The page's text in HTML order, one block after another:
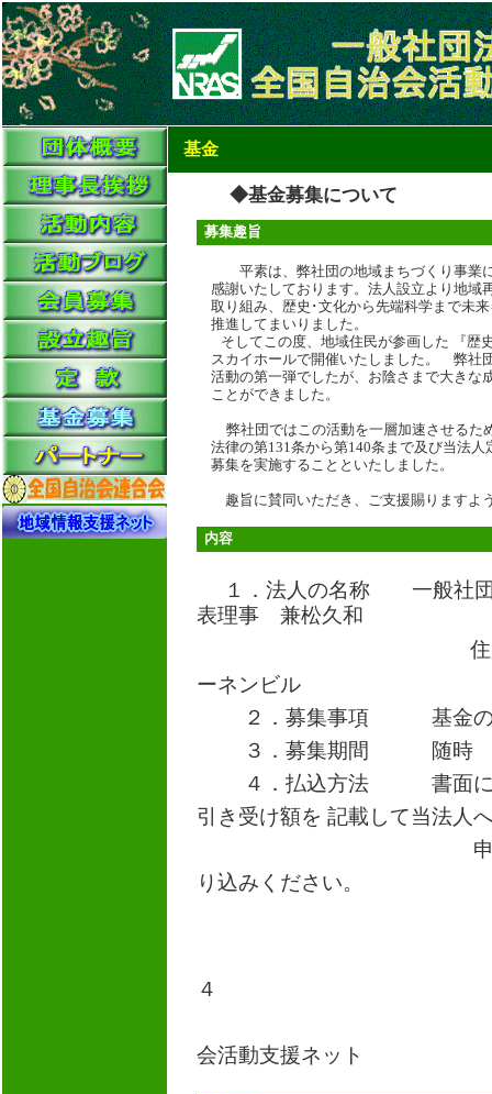
基金
◆基金募集について
募集趣旨
平素は、弊社団の地域まちづくり事業
感謝いたしております。法人設立より地域
取り組み、歴史･文化から先端科学まで未
推進してまいり
そしてこの度、地域住民が参画した
『歴
スカイホールで開催いたしました。 弊社
活動の第一弾でしたが、お陰さまで大きな
ことができました。
弊社団ではこの活動を一層加速させるた
法律の第131条から第140条まで及び当法人
募集を実施することといたしました。
趣旨に賛同いただき、ご支援賜りますよ
内容
１．法人の名称 一般社
表理事 兼松久和
ーネンビル
２．募集事項 基金
３．募集期間 随時
４．払込方法 書面に氏
引き受け額を 記載して当法人
申込みをした上
り込みください。
４
会活動支援ネット